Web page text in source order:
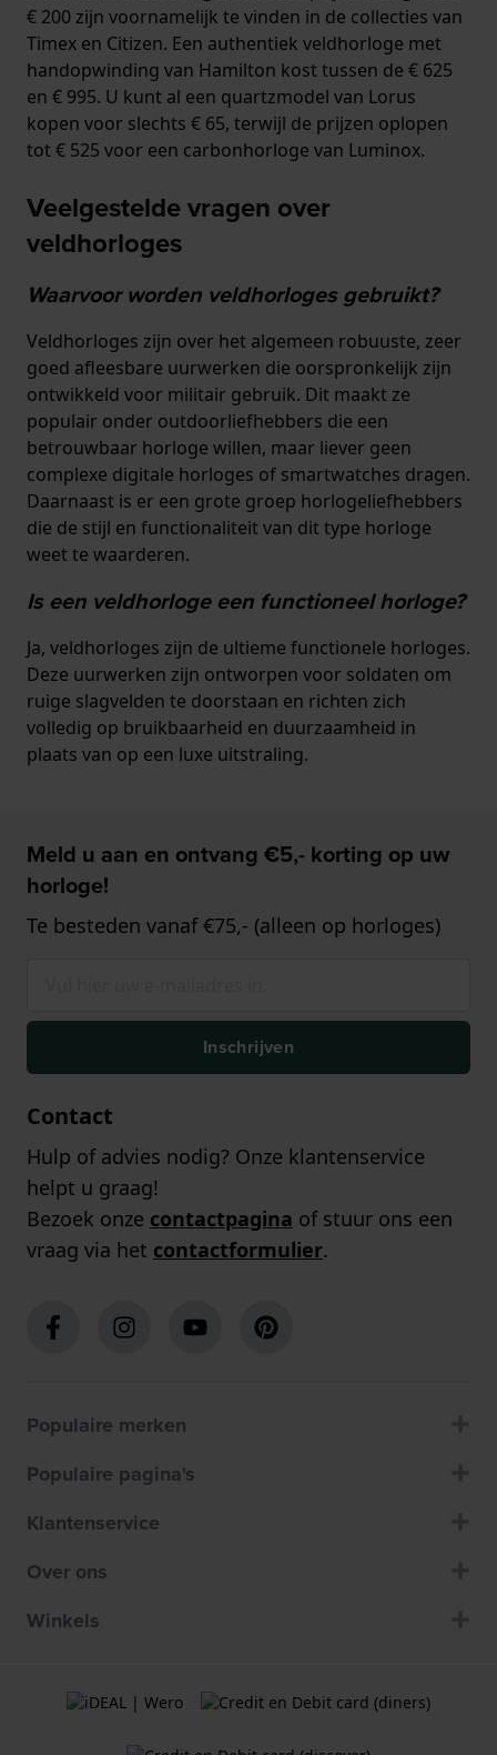
€ 200 zijn voornamelijk te vinden in de collecties van
Timex en Citizen. Een authentiek veldhorloge met
handopwinding van Hamilton kost tussen de € 625
en € 995. U kunt al een quartzmodel van Lorus
kopen voor slechts € 65, terwijl de prijzen oplopen
tot € 525 voor een carbonhorloge van Luminox.
Veelgestelde vragen over
veldhorloges
Waarvoor worden veldhorloges gebruikt?
Veldhorloges zijn over het algemeen robuuste, zeer
goed afleesbare uurwerken die oorspronkelijk zijn
ontwikkeld voor militair gebruik. Dit maakt ze
populair onder outdoorliefhebbers die een
betrouwbaar horloge willen, maar liever geen
complexe digitale horloges of smartwatches dragen.
Daarnaast is er een grote groep horlogeliefhebbers
die de stijl en functionaliteit van dit type horloge
weet te waarderen.
Is een veldhorloge een functioneel horloge?
Ja, veldhorloges zijn de ultieme functionele horloges.
Deze uurwerken zijn ontworpen voor soldaten om
ruige slagvelden te doorstaan en richten zich
volledig op bruikbaarheid en duurzaamheid in
plaats van op een luxe uitstraling.
Meld u aan en ontvang €5,- korting op uw
horloge!
Te besteden vanaf €75,- (alleen op horloges)
Inschrijven
Contact
Hulp of advies nodig? Onze klantenservice
helpt u graag!
Bezoek onze contactpagina of stuur ons een
vraag via het contactformulier.
Populaire merken
Populaire pagina's
Klantenservice
Over ons
Winkels